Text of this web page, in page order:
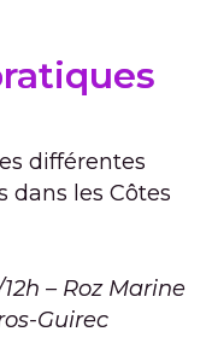
différentes
dans les Côtes
– Roz Marine
Guirec